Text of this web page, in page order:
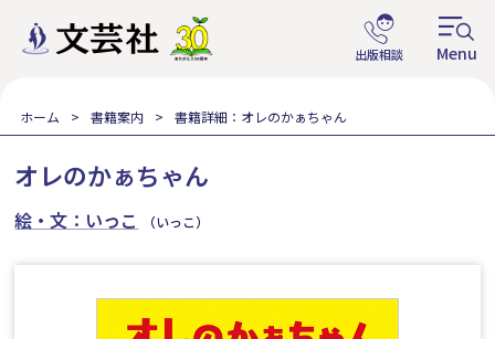
ホーム 書籍案内 書籍詳細：オレのかぁちゃん
オレのかぁちゃん
絵・文：いっこ （いっこ）